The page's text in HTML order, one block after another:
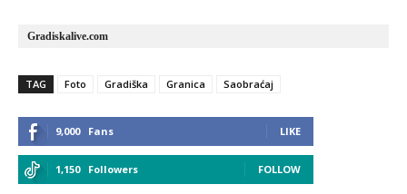
Gradiskalive.com
TAG Foto Gradiška Granica Saobraćaj
9,000 Fans LIKE
1,150 Followers FOLLOW